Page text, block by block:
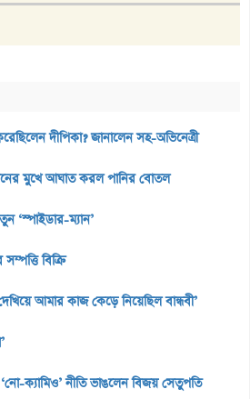
দীপিকা? জানালেন সহ-অভিনেত্রী
মুখে আঘাত করল পানির বোতল
‘স্পাইডার-ম্যান’
বিক্রি
আমার কাজ কেড়ে নিয়েছিল বান্ধবী’
ক্যামিও’ নীতি ভাঙলেন বিজয় সেতুপতি